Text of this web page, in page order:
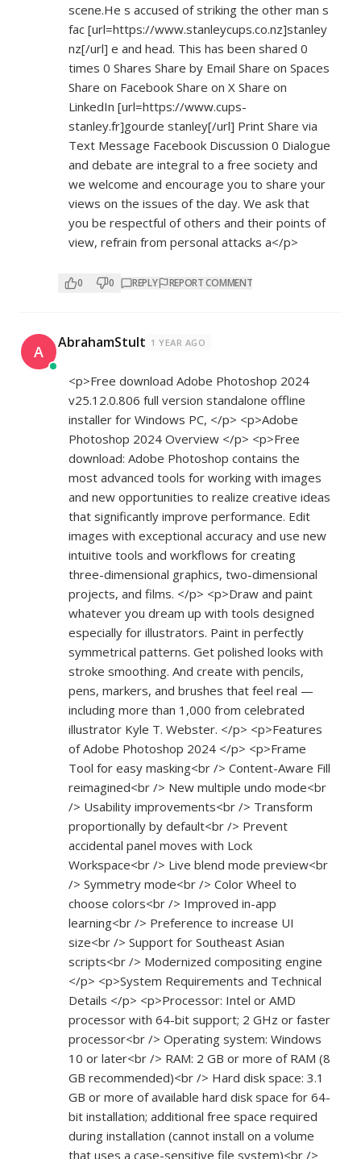
scene.He s accused of striking the other man s
fac [url=https://www.stanleycups.co.nz]stanley
nz[/url] e and head. This has been shared 0
times 0 Shares Share by Email Share on Spaces
Share on Facebook Share on X Share on
LinkedIn [url=https://www.cups-
stanley.fr]gourde stanley[/url] Print Share via
Text Message Facebook Discussion 0 Dialogue
and debate are integral to a free society and
we welcome and encourage you to share your
views on the issues of the day. We ask that
you be respectful of others and their points of
view, refrain from personal attacks a</p>
0 0 REPLY REPORT COMMENT
A AbrahamStult 1 YEAR AGO
<p>Free download Adobe Photoshop 2024
v25.12.0.806 full version standalone offline
installer for Windows PC, </p> <p>Adobe
Photoshop 2024 Overview </p> <p>Free
download: Adobe Photoshop contains the
most advanced tools for working with images
and new opportunities to realize creative ideas
that significantly improve performance. Edit
images with exceptional accuracy and use new
intuitive tools and workflows for creating
three-dimensional graphics, two-dimensional
projects, and films. </p> <p>Draw and paint
whatever you dream up with tools designed
especially for illustrators. Paint in perfectly
symmetrical patterns. Get polished looks with
stroke smoothing. And create with pencils,
pens, markers, and brushes that feel real —
including more than 1,000 from celebrated
illustrator Kyle T. Webster. </p> <p>Features
of Adobe Photoshop 2024 </p> <p>Frame
Tool for easy masking<br /> Content-Aware Fill
reimagined<br /> New multiple undo mode<br
/> Usability improvements<br /> Transform
proportionally by default<br /> Prevent
accidental panel moves with Lock
Workspace<br /> Live blend mode preview<br
/> Symmetry mode<br /> Color Wheel to
choose colors<br /> Improved in-app
learning<br /> Preference to increase UI
size<br /> Support for Southeast Asian
scripts<br /> Modernized compositing engine
</p> <p>System Requirements and Technical
Details </p> <p>Processor: Intel or AMD
processor with 64-bit support; 2 GHz or faster
processor<br /> Operating system: Windows
10 or later<br /> RAM: 2 GB or more of RAM (8
GB recommended)<br /> Hard disk space: 3.1
GB or more of available hard disk space for 64-
bit installation; additional free space required
during installation (cannot install on a volume
that uses a case-sensitive file system)<br />